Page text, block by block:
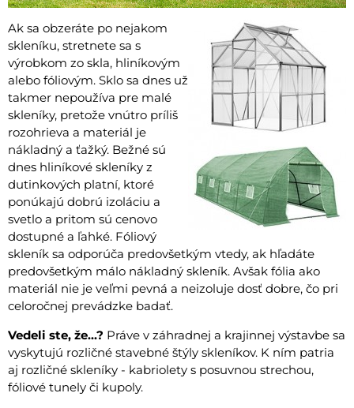
Ak sa obzeráte po nejakom
skleníku, stretnete sa s
výrobkom zo skla, hliníkovým
alebo fóliovým. Sklo sa dnes už
takmer nepoužíva pre malé
skleníky, pretože vnútro príliš
rozohrieva a materiál je
nákladný a ťažký. Bežné sú
dnes hliníkové skleníky z
dutinkových platní, ktoré
ponúkajú dobrú izoláciu a
svetlo a pritom sú cenovo
dostupné a ľahké. Fóliový
skleník sa odporúča predovšetkým vtedy, ak hľadáte
predovšetkým málo nákladný skleník. Avšak fólia ako
materiál nie je veľmi pevná a neizoluje dosť dobre, čo pri
celoročnej prevádzke badať.
Vedeli ste, že...? Práve v záhradnej a krajinnej výstavbe sa
vyskytujú rozličné stavebné štýly skleníkov. K ním patria
aj rozličné skleníky - kabriolety s posuvnou strechou,
fóliové tunely či kupoly.